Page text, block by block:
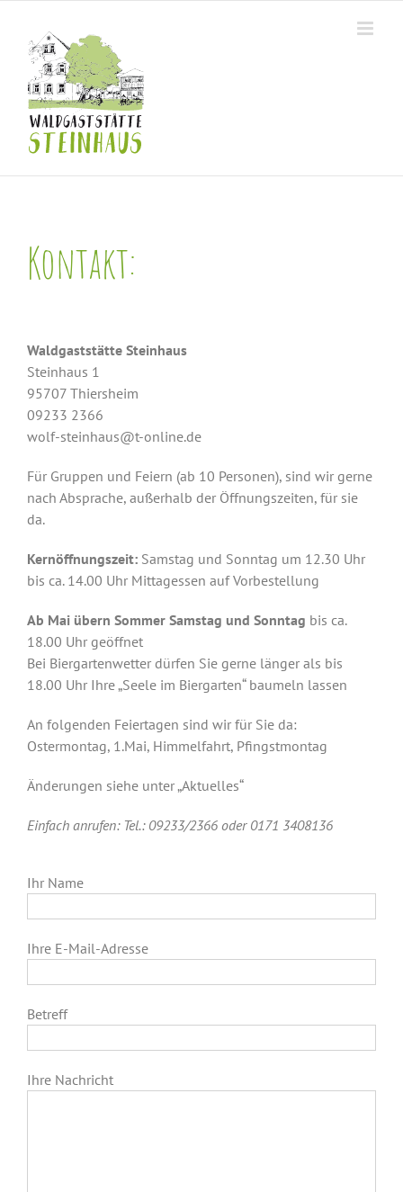
springen
Kontakt:
Waldgaststätte Steinhaus
Steinhaus 1
95707 Thiersheim
09233 2366
wolf-steinhaus@t-online.de
Für Gruppen und Feiern (ab 10 Personen), sind wir gerne
nach Absprache, außerhalb der Öffnungszeiten, für sie
da.
Kernöffnungszeit: Samstag und Sonntag um 12.30 Uhr
bis ca. 14.00 Uhr Mittagessen auf Vorbestellung
Ab Mai übern Sommer Samstag und Sonntag bis ca.
18.00 Uhr geöffnet
Bei Biergartenwetter dürfen Sie gerne länger als bis
18.00 Uhr Ihre „Seele im Biergarten“ baumeln lassen
An folgenden Feiertagen sind wir für Sie da:
Ostermontag, 1.Mai, Himmelfahrt, Pfingstmontag
Änderungen siehe unter „Aktuelles“
Einfach anrufen: Tel.: 09233/2366 oder 0171 3408136
Ihr Name
Ihre E-Mail-Adresse
Betreff
Ihre Nachricht